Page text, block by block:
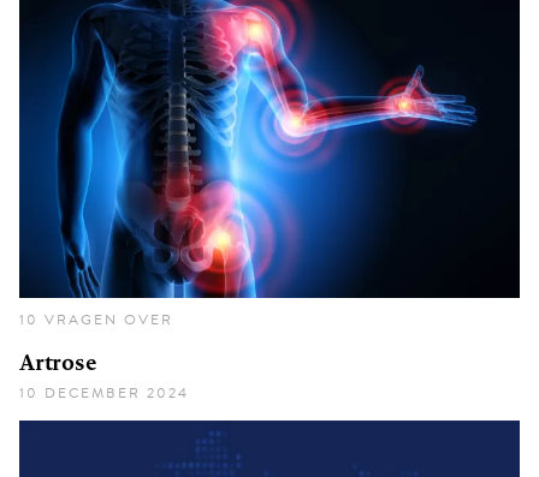
10 VRAGEN OVER
Artrose
10 DECEMBER 2024